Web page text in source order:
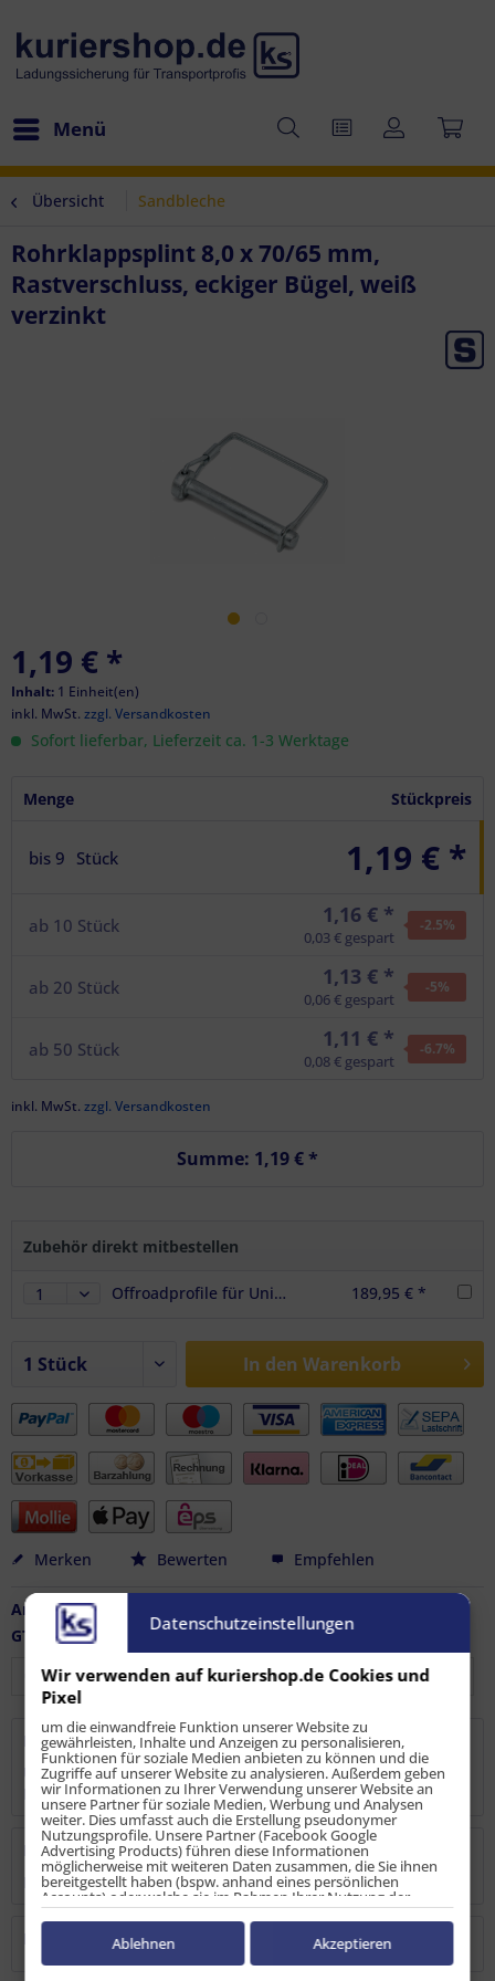
Menü
Übersicht Sandbleche
Rohrklappsplint 8,0 x 70/65 mm,
Rastverschluss, eckiger Bügel, weiß
verzinkt
1,19 € *
Inhalt: 1 Einheit(en)
inkl. MwSt. zzgl. Versandkosten
Sofort lieferbar, Lieferzeit ca. 1-3 Werktage
Menge Stückpreis
bis 9 Stück 1,19 € *
ab 10 Stück 1,16 € *
0,03 € gespart
-2.5%
ab 20 Stück 1,13 € *
0,06 € gespart
-5%
ab 50 Stück 1,11 € *
0,08 € gespart
-6.7%
inkl. MwSt. zzgl. Versandkosten
Summe: 1,19 €*
Zubehör direkt mitbestellen
Offroadprofile für Uniko 6in1 - Set für zwei Uniko 6in1 Faltrampen 189,95 € *
In den Warenkorb
Merken Bewerten Empfehlen
Artikel-Nr.:
GTIN / EAN:
4251915908141
Beschreibung
Unsere Rohrklappsplinte mit Rastverschluss und eckigem
Bügel dienen der Sicherung von...mehr
Bewertungen
0
Bewertungen lesen, schreiben und diskutieren...mehr
Datenschutzeinstellungen
Wir verwenden auf kuriershop.de Cookies und
Pixel
um die einwandfreie Funktion unserer Website zu
gewährleisten, Inhalte und Anzeigen zu personalisieren,
Funktionen für soziale Medien anbieten zu können und die
Zugriffe auf unserer Website zu analysieren. Außerdem geben
wir Informationen zu Ihrer Verwendung unserer Website an
unsere Partner für soziale Medien, Werbung und Analysen
weiter. Dies umfasst auch die Erstellung pseudonymer
Nutzungsprofile. Unsere Partner (Facebook Google
Advertising Products) führen diese Informationen
möglicherweise mit weiteren Daten zusammen, die Sie ihnen
bereitgestellt haben (bspw. anhand eines persönlichen
Accounts) oder welche sie im Rahmen Ihrer Nutzung der
Dienste gesammelt haben (bspw. Nutzungsdaten anderer
Geräte). Ihre Einwilligung zur Nutzung von Cookies und Pixeln
können Sie jederzeit widerrufen, indem Sie auf den
Datenschutz-Button links unten klicken und dort die
Ablehnen Akzeptieren